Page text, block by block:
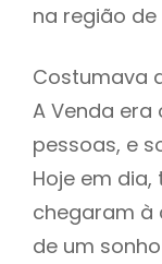
na região de
Costumava
A Venda
pessoas, e
Hoje em
chegaram à
de um